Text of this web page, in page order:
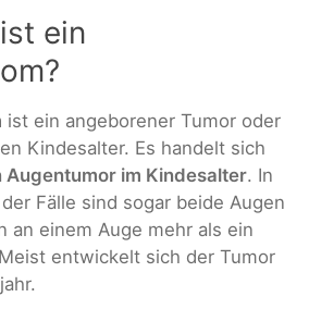
ein
ist ein angeborener Tumor oder
Kindesalter. Es handelt sich
Augentumor im Kindesalter. In
Fälle sind sogar beide Augen
an einem Auge mehr als ein
entwickelt sich der Tumor